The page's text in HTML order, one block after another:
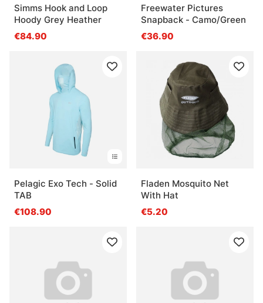
Simms Hook and Loop
Hoody Grey Heather
€84.90
Freewater Pictures
Snapback - Camo/Green
€36.90
Pelagic Exo Tech - Solid
TAB
€108.90
Fladen Mosquito Net
With Hat
€5.20